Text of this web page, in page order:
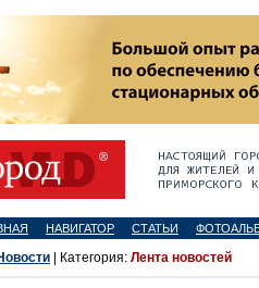
НАВИГАТОР СТАТЬИ
| Категория: Лента новостей